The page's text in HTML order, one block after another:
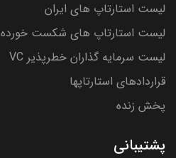
لیست استارتاپ های ایران
لیست استارتاپ های شکست خورده
لیست سرمایه گذاران خطرپذیر VC
قراردادهای استارتاپها
پخش زنده
پشتیبانی